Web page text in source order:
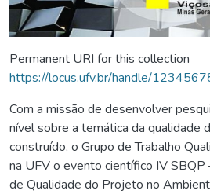
Permanent URI for this collection
https://locus.ufv.br/handle/
Com a missão de desenvolver
nível sobre a temática da qualidade
construído, o Grupo de Trabalho
na UFV o evento científico IV SBQP
de Qualidade do Projeto no